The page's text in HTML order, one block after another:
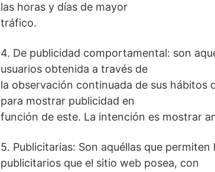
las horas y días de mayor
tráfico.
4. De publicidad comportamental: son
usuarios obtenida a través de
la observación continuada de sus hábitos
para mostrar publicidad en
función de este. La intención es mostrar
5. Publicitarias: Son aquéllas que
publicitarios que el sitio web posea, con